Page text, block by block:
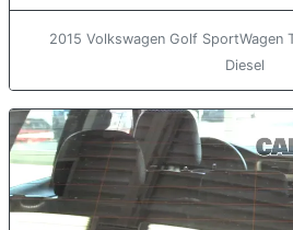
2015 Volkswagen Golf SportWagen
Diesel